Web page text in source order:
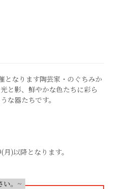
となります陶芸家・のぐちみか
と影、鮮やかな色たちに彩ら
な器たちです。
)以降となります。
い。~